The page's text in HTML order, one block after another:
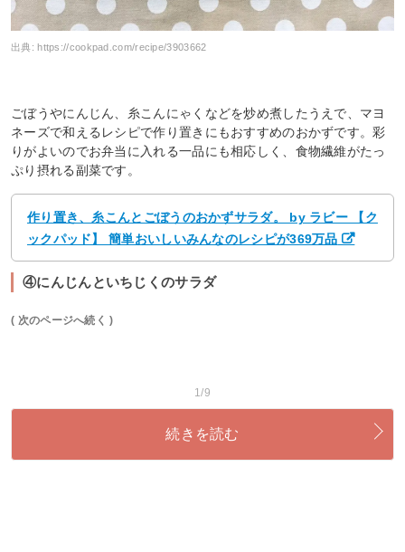
出典:https://cookpad.com/recipe/3903662
ごぼうやにんじん、糸こんにゃくなどを炒め煮したうえで、マヨ
ネーズで和えるレシピで作り置きにもおすすめのおかずです。彩
りがよいのでお弁当に入れる一品にも相応しく、食物繊維がたっ
ぷり摂れる副菜です。
作り置き、糸こんとごぼうのおかずサラダ。 by ラビー 【ク
ックパッド】 簡単おいしいみんなのレシピが369万品
④にんじんといちじくのサラダ
( 次のページへ続く )
1/9
続きを読む